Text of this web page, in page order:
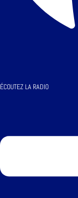
ÉCOUTEZ LA RADIO